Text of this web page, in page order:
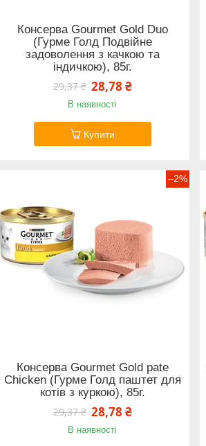
Консерва Gourmet Gold Duo
(Гурме Голд Подвійне
задоволення з качкою та
індичкою), 85г.
29,37 ₴ 28,78 ₴
В наявності
Купити
–2%
Консерва Gourmet Gold pate
Chicken (Гурме Голд паштет для
котів з куркою), 85г.
29,37 ₴ 28,78 ₴
В наявності